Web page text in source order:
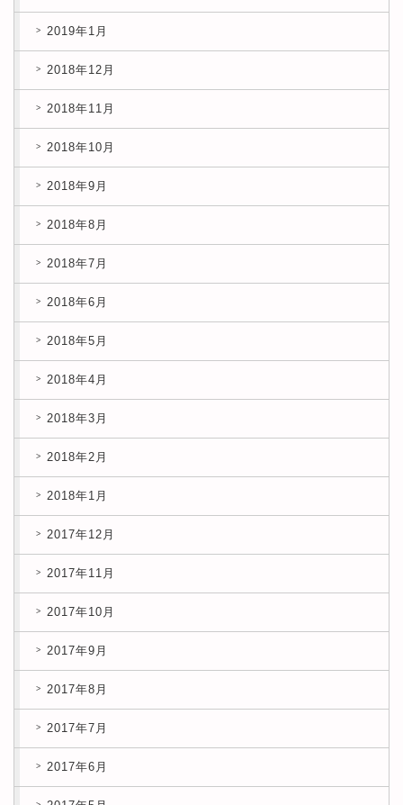
2019年1月
2018年12月
2018年11月
2018年10月
2018年9月
2018年8月
2018年7月
2018年6月
2018年5月
2018年4月
2018年3月
2018年2月
2018年1月
2017年12月
2017年11月
2017年10月
2017年9月
2017年8月
2017年7月
2017年6月